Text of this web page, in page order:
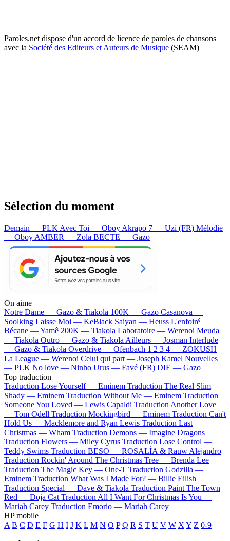
Paroles.net dispose d'un accord de licence de paroles de chansons
avec la Société des Editeurs et Auteurs de Musique (SEAM)
Sélection du moment
Demain — PLK Avec Toi — Oboy Akrapo 7 — Uzi (FR) Mélodie
— Oboy AMBER — Zola BECTE — Gazo
On aime
Notre Dame — Gazo & Tiakola 100K — Gazo Casanova —
Soolking Laisse Moi — KeBlack Saiyan — Heuss L'enfoiré
Bécane —Yamê 200K — Tiakola Laboratoire — Werenoi Meuda
— Tiakola Outro — Gazo & Tiakola Ailleurs — Josman Interlude
— Gazo & Tiakola Overdrive — Ofenbach 1 2 3 4 — ZOKUSH
La League — Werenoi Celui qui part — Joseph Kamel Nouvelles
— PLK No love — Ninho Urus — Favé (FR) DIE — Gazo
Top traduction
Traduction Lose Yourself — Eminem Traduction The Real Slim
Shady — Eminem Traduction Without Me — Eminem Traduction
Someone You Loved — Lewis Capaldi Traduction Another Love
— Tom Odell Traduction Mockingbird — Eminem Traduction Can't
Hold Us — Macklemore and Ryan Lewis Traduction Last
Christmas — Wham Traduction Demons — Imagine Dragons
Traduction Flowers — Miley Cyrus Traduction Lose Control —
Teddy Swims Traduction BESO — ROSALÍA & Rauw Alejandro
Traduction Rockin' Around The Christmas Tree — Brenda Lee
Traduction The Magic Key — One-T Traduction Godzilla —
Eminem Traduction What Was I Made For? — Billie Eilish
Traduction Special — Dave & Tiakola Traduction Paint The Town
Red — Doja Cat Traduction All I Want For Christmas Is You —
Mariah Carey Traduction Emorio — Mariah Carey
HP mobile
A B C D E F G H I J K L M N O P Q R S T U V W X Y Z 0-9